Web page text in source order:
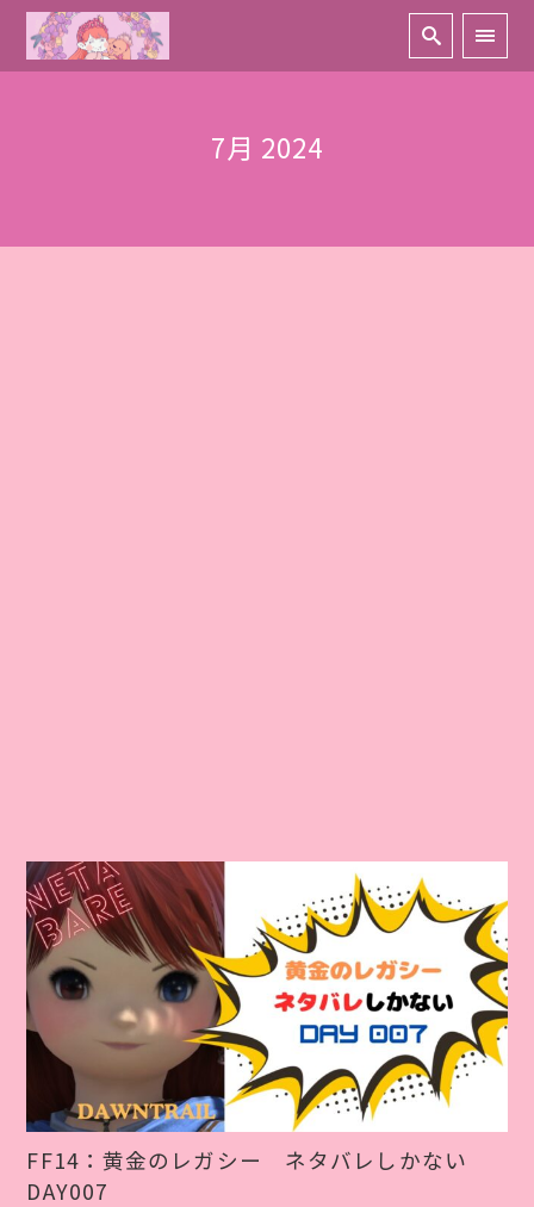
7月 2024
FF14：黄金のレガシー ネタバレしかない
DAY007